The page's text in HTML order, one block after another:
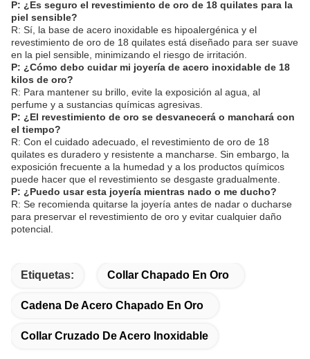
P: ¿Es seguro el revestimiento de oro de 18 quilates para la
piel sensible?
R: Sí, la base de acero inoxidable es hipoalergénica y el
revestimiento de oro de 18 quilates está diseñado para ser suave
en la piel sensible, minimizando el riesgo de irritación.
P: ¿Cómo debo cuidar mi joyería de acero inoxidable de 18
kilos de oro?
R: Para mantener su brillo, evite la exposición al agua, al
perfume y a sustancias químicas agresivas.
P: ¿El revestimiento de oro se desvanecerá o manchará con
el tiempo?
R: Con el cuidado adecuado, el revestimiento de oro de 18
quilates es duradero y resistente a mancharse. Sin embargo, la
exposición frecuente a la humedad y a los productos químicos
puede hacer que el revestimiento se desgaste gradualmente.
P: ¿Puedo usar esta joyería mientras nado o me ducho?
R: Se recomienda quitarse la joyería antes de nadar o ducharse
para preservar el revestimiento de oro y evitar cualquier daño
potencial.
Etiquetas: Collar Chapado En Oro
Cadena De Acero Chapado En Oro
Collar Cruzado De Acero Inoxidable